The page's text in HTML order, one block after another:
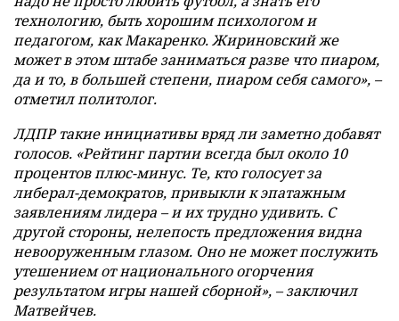
технологию, быть хорошим психологом и
педагогом, как Макаренко. Жириновский же
может в этом штабе заниматься разве что пиаром,
да и то, в большей степени, пиаром себя самого», –
отметил политолог.
ЛДПР такие инициативы вряд ли заметно добавят
голосов. «Рейтинг партии всегда был около 10
процентов плюс-минус. Те, кто голосует за
либерал-демократов, привыкли к эпатажным
заявлениям лидера – и их трудно удивить. С
другой стороны, нелепость предложения видна
невооруженным глазом. Оно не может послужить
утешением от национального огорчения
результатом игры нашей сборной», – заключил
Матвейчев.